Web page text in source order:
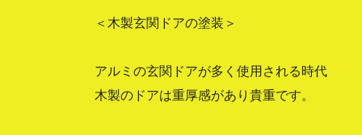
＜木製玄関ドアの塗装＞
アルミの玄関ドアが多く使用される時代
木製のドアは重厚感があり貴重です。